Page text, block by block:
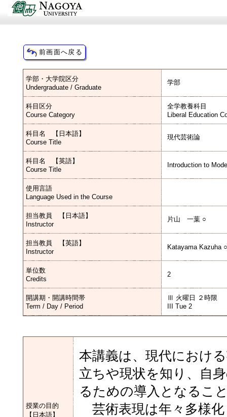
学部・大学院区分
Undergraduate / Graduate
学部
科目区分
Course Category
全学教養科目
Liberal Education
科目名 【日本語】
Course Title
現代芸術論
科目名 【英語】
Course Title
Introduction to
使用言語
Language Used in the Course
担当教員 【日本語】
Instructor
片山 一葉 ○
担当教員 【英語】
Instructor
Katayama Kazuha ○
単位数
Credits
2
開講期・開講時間帯
Term / Day / Period
Ⅲ 火曜日 ２時限
III Tue 2
授業の目的
【日本語】
本講義は、現代におけ
立ちや現状を知り、自
るための導入となるこ
芸術表現は年々多様